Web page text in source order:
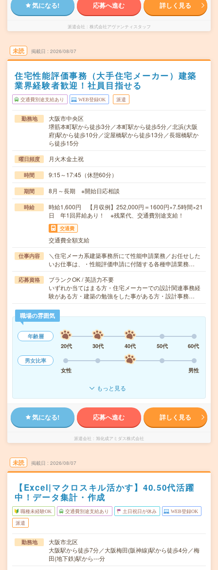
気になる! 応募へ進む 詳しく見る
派遣会社 株式会社アヴァンティスタッフ
未読 掲載日 2026/08/07
住宅性能評価事務（大手住宅メーカー）建築
業界経験者歓迎！社員目指せる
交通費別途支給あり WEB登録OK 派遣
勤務地
大阪市中央区
堺筋本町駅から徒歩3分／本町駅から徒歩5分／北浜(大阪
府)駅から徒歩10分／淀屋橋駅から徒歩13分／長堀橋駅か
ら徒歩15分
曜日頻度 月火木金土祝
時間 9:15～17:45（休憩60分）
期間 8月～長期 ※開始日応相談
時給
時給1,600円 【月収例】252,000円＝1600円×7.5時間×21
日 年1回昇給あり！ ※残業代、交通費別途支給！
交通費
交通費全額支給
仕事内容
＼住宅メーカ系建築事務所にて性能申請業務／お任せした
いお仕事は、・性能評価申請に付随する各種申請業務…
応募資格
ブランクOK / 英語力不要
いずれか当てはまる方・住宅メーカーでの設計関連事務経
験がある方・建築の勉強をした事がある方・設計事務…
職場の雰囲気
年齢層
20代
30代 40代 50代
60代
男女比率
女性
男性
もっと見る
気になる! 応募へ進む 詳しく見る
派遣会社 旭化成アミダス株式会社
未読 掲載日 2026/08/07
【Excel|マクロスキル活かす】40.50代活躍
中！データ集計・作成
職種未経験OK 交通費別途支給あり 土日祝日が休み WEB登録OK
派遣
勤務地
大阪市北区
大阪駅から徒歩7分／大阪梅田(阪神線)駅から徒歩4分／梅
田(地下鉄)駅から---分